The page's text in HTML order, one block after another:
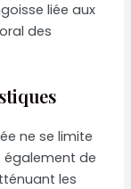
liée aux
des
ne se limite
également de
les